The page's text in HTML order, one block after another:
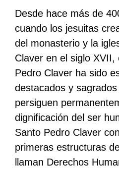
Desde hace más de
cuando los jesuitas
del monasterio y la
Claver en el siglo XVII,
Pedro Claver ha sido
destacados y
persiguen
dignificación del ser
Santo Pedro Claver
primeras estructuras
llaman Derechos